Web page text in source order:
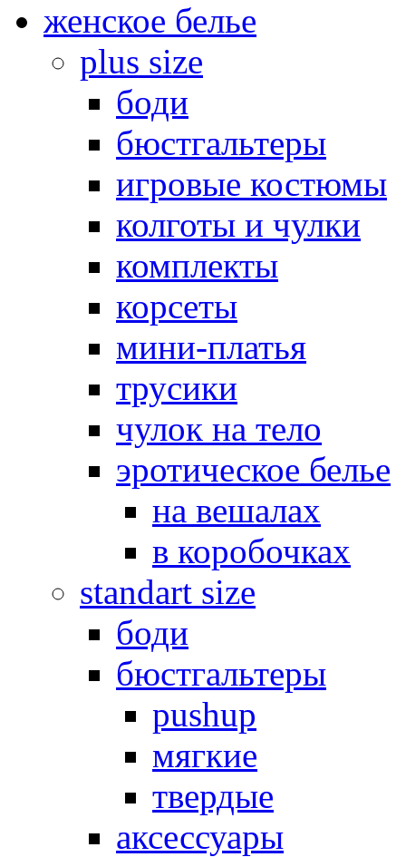
женское белье
plus size
боди
бюстгальтеры
игровые костюмы
колготы и чулки
комплекты
корсеты
мини-платья
трусики
чулок на тело
эротическое белье
на вешалах
в коробочках
standart size
боди
бюстгальтеры
pushup
мягкие
твердые
аксессуары